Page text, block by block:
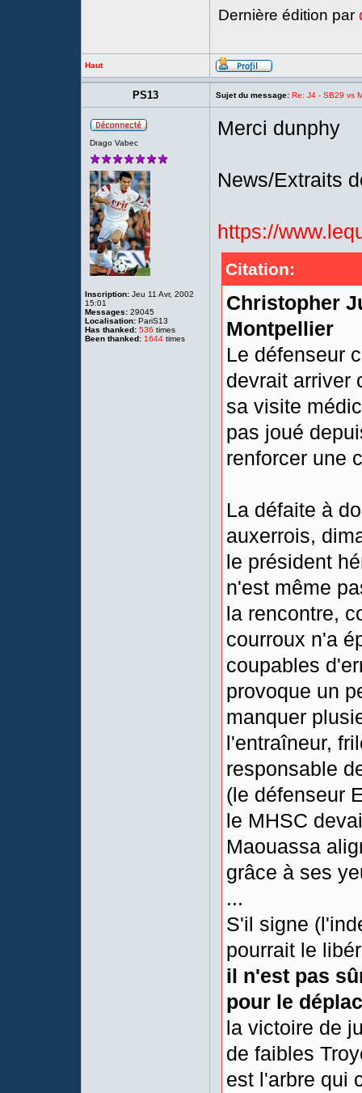
Dernière édition par
Haut
PS13 Sujet du message: Re: J4 - SB29 vs
Drago Vabec
Inscription: Jeu 11 Avr, 2002
15:01
Messages: 29045
Localisation: PariS13
Has thanked: 536 times
Been thanked: 1644 times
Merci dunphy
News/Extraits
https://
Citation:
Christopher
Montpellier
Le défenseur
devrait arriver
sa visite
pas joué
renforcer une
La défaite à
auxerrois,
le président
n'est même
la rencontre,
courroux n'a
coupables
provoque un
manquer
l'entraîneur,
responsable
(le défenseur
le MHSC
Maouassa
grâce à ses
...
S'il signe
pourrait le
il n'est pas
pour le
la victoire de
de faibles
est l'arbre qui